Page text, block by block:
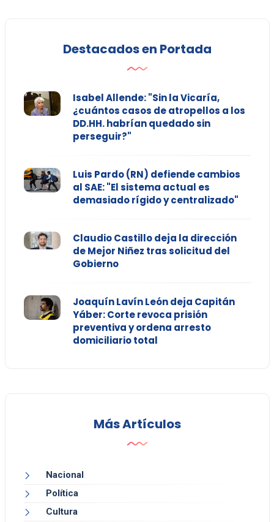
Destacados en Portada
Isabel Allende: "Sin la Vicaría,
¿cuántos casos de atropellos a los
DD.HH. habrían quedado sin
perseguir?"
Luis Pardo (RN) defiende cambios
al SAE: "El sistema actual es
demasiado rígido y centralizado"
Claudio Castillo deja la dirección
de Mejor Niñez tras solicitud del
Gobierno
Joaquín Lavín León deja Capitán
Yáber: Corte revoca prisión
preventiva y ordena arresto
domiciliario total
Más Artículos
Nacional
Política
Cultura